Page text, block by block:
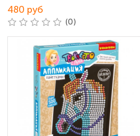
480 руб
(0)